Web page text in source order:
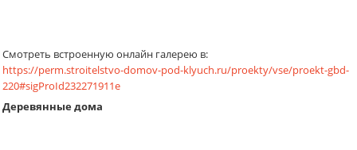
Смотреть встроенную онлайн галерею в:
https://perm.stroitelstvo-domov-pod-klyuch.ru/proekty/vse/proekt-gbd-
220#sigProId232271911e
Деревянные дома